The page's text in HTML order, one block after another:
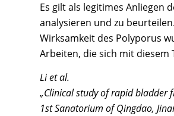
Es gilt als legitimes Anliegen
analysieren und zu
Wirksamkeit des Polyporus
Arbeiten, die sich mit diesem
Li et al.
„Clinical study of rapid bladder
1st Sanatorium of Qingdao,